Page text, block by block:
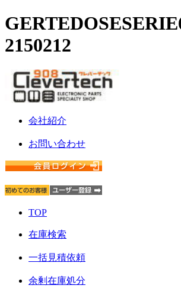
2150212
会社紹介
お問い合わせ
TOP
在庫検索
一括見積依頼
余剰在庫処分